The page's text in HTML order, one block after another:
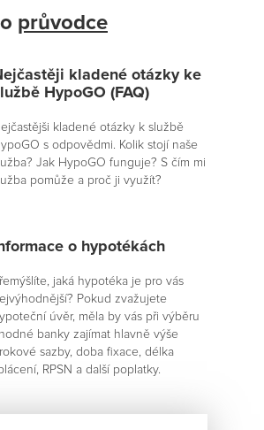
průvodce
kladené otázky ke
HypoGO (FAQ)
kladené otázky k službě
s odpovědmi. Kolik stojí naše
Jak HypoGO funguje? S čím mi
pomůže a proč ji využít?
o hypotékách
jaká hypotéka je pro vás
Pokud zvažujete
úvěr, měla by vás při výběru
banky zajímat hlavně výše
sazby, doba fixace, délka
RPSN a další poplatky.